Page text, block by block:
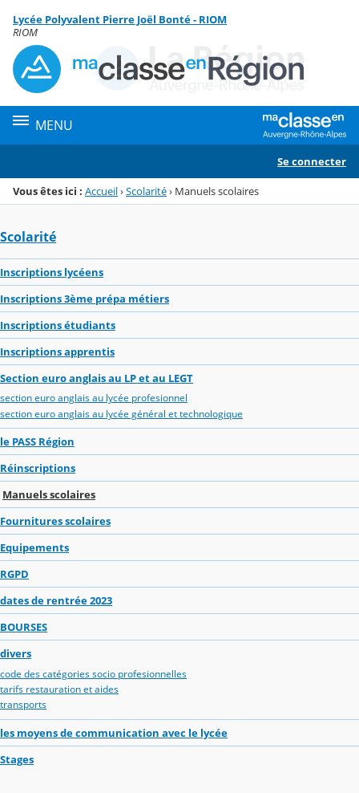
Menu de la rubrique
Contenu
Lycée Polyvalent Pierre Joël Bonté - RIOM
RIOM
MENU
Se connecter
Vous êtes ici : Accueil›Scolarité› Manuels scolaires
Scolarité
Inscriptions lycéens
Inscriptions 3ème prépa métiers
Inscriptions étudiants
Inscriptions apprentis
Section euro anglais au LP et au LEGT
section euro anglais au lycée profesionnel
section euro anglais au lycée général et technologique
le PASS Région
Réinscriptions
Manuels scolaires
Fournitures scolaires
Equipements
RGPD
dates de rentrée 2023
BOURSES
divers
code des catégories socio profesionnelles
tarifs restauration et aides
transports
les moyens de communication avec le lycée
Stages